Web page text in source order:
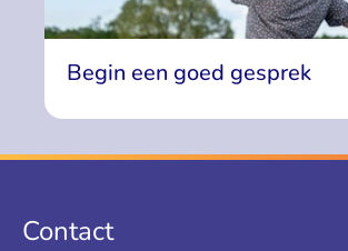
Begin een goed gesprek
Contact